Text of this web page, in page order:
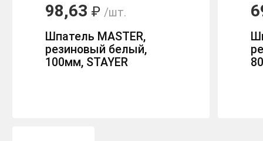
98,63 ₽ /шт.
Шпатель MASTER,
резиновый белый,
100мм, STAYER